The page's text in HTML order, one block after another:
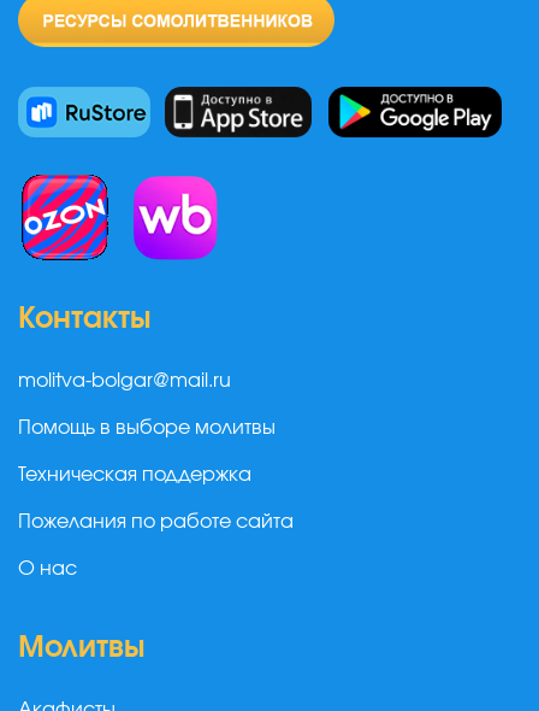
Контакты
molitva-bolgar@mail.ru
Помощь в выборе молитвы
Техническая поддержка
Пожелания по работе сайта
О нас
Молитвы